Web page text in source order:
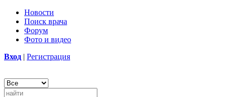
Новости
Поиск врача
Форум
Фото и видео
Вход | Регистрация